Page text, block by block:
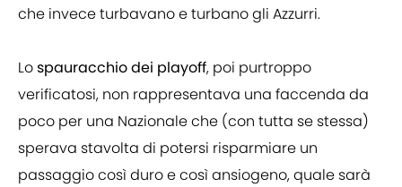
che invece turbavano e turbano gli Azzurri.
Lospauracchio dei playoff, poi purtroppo
verificatosi, non rappresentava una faccenda da
poco per una Nazionale che (con tutta se stessa)
sperava stavolta di potersi risparmiare un
passaggio così duro e così ansiogeno, quale sarà